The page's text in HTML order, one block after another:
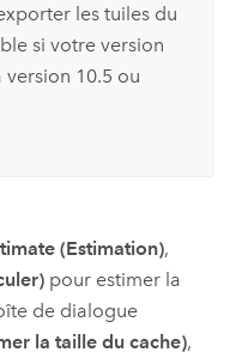
les tuiles du
si votre version
10.5 ou
(Estimation),
pour estimer la
de dialogue
la taille du cache),